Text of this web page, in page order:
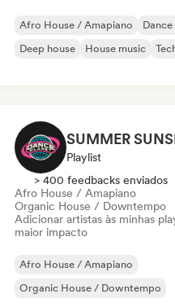
Afro House / Amapiano
Deep house
House music
Playlist
> 400 feedbacks enviados
Afro House / Amapiano
Organic House / Downtempo
Adicionar artistas às minhas
maior impacto
Afro House / Amapiano
Organic House / Downtempo